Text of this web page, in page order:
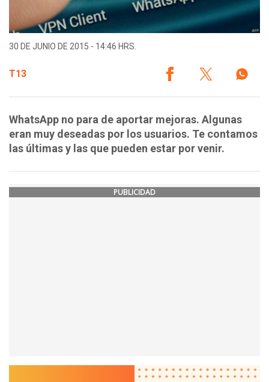
30 DE JUNIO DE 2015 - 14:46 HRS.
T13
WhatsApp no para de aportar mejoras. Algunas
eran muy deseadas por los usuarios. Te contamos
las últimas y las que pueden estar por venir.
PUBLICIDAD